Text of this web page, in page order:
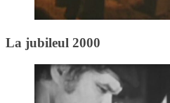
La jubileul 2000